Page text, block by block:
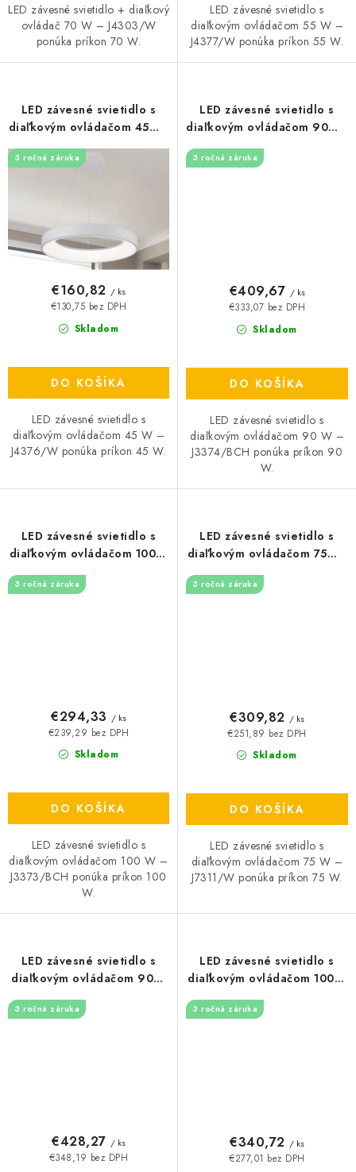
LED závesné svietidlo + diaľkový
ovládač 70 W – J4303/W
ponúka príkon 70 W.
LED závesné svietidlo s
diaľkovým ovládačom 55 W –
J4377/W ponúka príkon 55 W.
LED závesné svietidlo s
diaľkovým ovládačom 45W -
J4376/W
3 ročná záruka
Skladom
€130,75 bez DPH
€160,82 / ks
DO KOŠÍKA
LED závesné svietidlo s
diaľkovým ovládačom 45 W –
J4376/W ponúka príkon 45 W.
LED závesné svietidlo s
diaľkovým ovládačom 90W -
J3374/BCH
3 ročná záruka
Skladom
€333,07 bez DPH
€409,67 / ks
DO KOŠÍKA
LED závesné svietidlo s
diaľkovým ovládačom 90 W –
J3374/BCH ponúka príkon 90
W.
LED závesné svietidlo s
diaľkovým ovládačom 100W
3 ročná záruka
Skladom
€239,29 bez DPH
€294,33 / ks
DO KOŠÍKA
LED závesné svietidlo s
diaľkovým ovládačom 100 W –
J3373/BCH ponúka príkon 100
W.
LED závesné svietidlo s
diaľkovým ovládačom 75W -
3 ročná záruka
Skladom
€251,89 bez DPH
€309,82 / ks
DO KOŠÍKA
LED závesné svietidlo s
diaľkovým ovládačom 75 W –
J7311/W ponúka príkon 75 W.
LED závesné svietidlo s
diaľkovým ovládačom 90W
- J7310/W
3 ročná záruka
€348,19 bez DPH
€428,27 / ks
LED závesné svietidlo s
diaľkovým ovládačom 100W
- J7309/W
3 ročná záruka
€277,01 bez DPH
€340,72 / ks